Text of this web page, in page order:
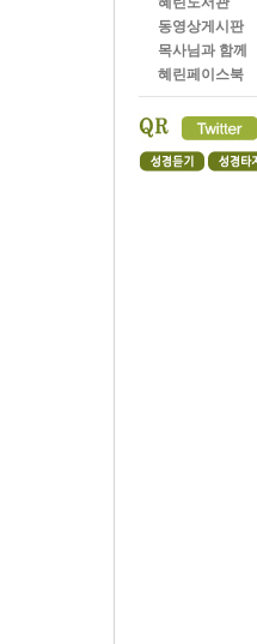
동영상게시판
목사님과 함께
혜린페이스북